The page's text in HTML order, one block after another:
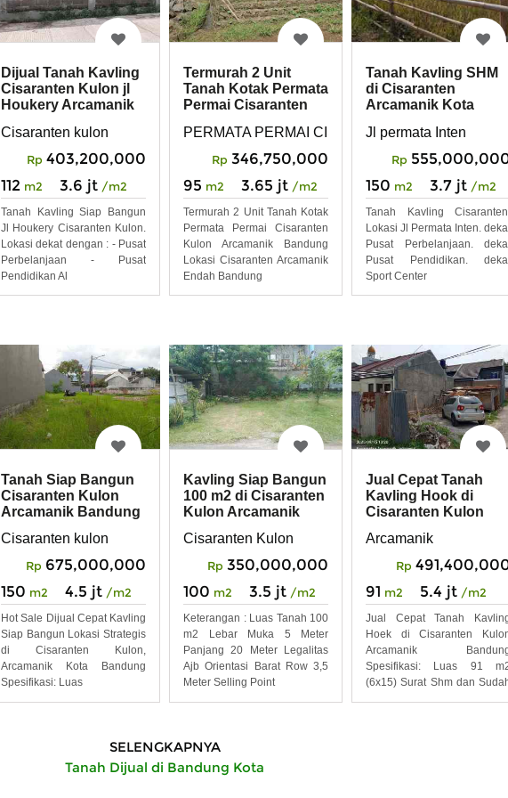
Dijual Tanah Kavling
Cisaranten Kulon jl
Houkery Arcamanik
Cisaranten kulon
Rp 403,200,000
112 m2 3.6 jt /m2
Tanah Kavling Siap Bangun
Jl Houkery Cisaranten Kulon.
Lokasi dekat dengan : - Pusat
Perbelanjaan - Pusat
Pendidikan Al
Termurah 2 Unit
Tanah Kotak Permata
Permai Cisaranten
PERMATA PERMAI CISARANTEN KULON
Rp 346,750,000
95 m2 3.65 jt /m2
Termurah 2 Unit Tanah Kotak
Permata Permai Cisaranten
Kulon Arcamanik Bandung
Lokasi Cisaranten Arcamanik
Endah Bandung
Tanah Kavling SHM
di Cisaranten
Arcamanik Kota
Jl permata Inten
Rp
150 m2 3.7 jt /m2
Tanah Kavling Cisaranten.
Lokasi Jl Permata Inten.
Pusat Perbelanjaan.
Pusat Pendidikan.
Sport Center
Tanah Siap Bangun
Cisaranten Kulon
Arcamanik Bandung
Cisaranten kulon
Rp 675,000,000
150 m2 4.5 jt /m2
Hot Sale Dijual Cepat Kavling
Siap Bangun Lokasi Strategis
di Cisaranten Kulon,
Arcamanik Kota Bandung
Spesifikasi: Luas
Kavling Siap Bangun
100 m2 di Cisaranten
Kulon Arcamanik
Cisaranten Kulon
Rp 350,000,000
100 m2 3.5 jt /m2
Keterangan : Luas Tanah 100
m2 Lebar Muka 5 Meter
Panjang 20 Meter Legalitas
Ajb Orientasi Barat Row 3,5
Meter Selling Point
Jual Cepat Tanah
Kavling Hook di
Cisaranten Kulon
Arcamanik
Rp
91 m2 5.4 jt /m2
Jual Cepat Tanah
Hoek di Cisaranten
Arcamanik
Spesifikasi: Luas 91
(6x15) Surat Shm dan
SELENGKAPNYA
Tanah Dijual di Bandung Kota